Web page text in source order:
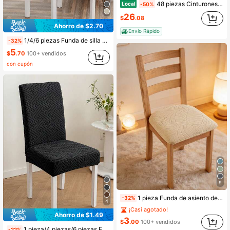
Ahorro de $2.70
-32% 1/4/6 piezas Funda de silla minimalista con estampado de plantas tropicales para la sala de estar
$5.70 100+ vendidos
con cupón
4
Ahorro de $1.49
Local -50% 48 piezas Cinturones de silla de satén, Fajas de silla, Decoraciones de boda, Adecuado para recepciones de bodas, restaurantes, banquetes, decoraciones de fiestas, eventos de hotel (7 X 108 pulgadas), Disponible en varios colores
$26.08
Envío Rápido
9
-32% 1 pieza Funda de asiento de silla de comedor de jacquard, funda protectora para sillas de oficina, comedor y cocina
¡Casi agotado!
$3.00 100+ vendidos